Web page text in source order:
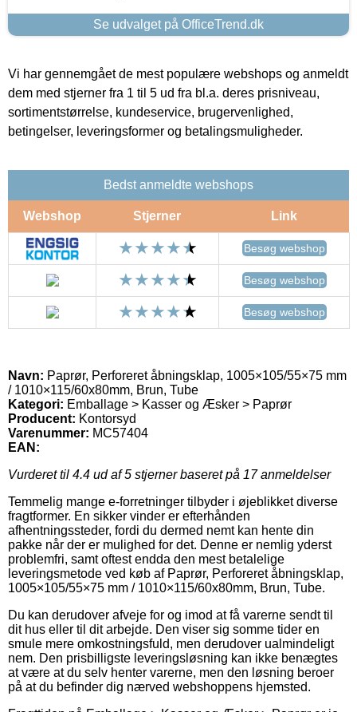
Se udvalget på OfficeTrend.dk
Vi har gennemgået de mest populære webshops og anmeldt
dem med stjerner fra 1 til 5 ud fra bl.a. deres prisniveau,
sortimentstørrelse, kundeservice, brugervenlighed,
betingelser, leveringsformer og betalingsmuligheder.
Bedst anmeldte webshops
Webshop Stjerner Link
Besøg webshop
Besøg webshop
Besøg webshop
Navn: Paprør, Perforeret åbningsklap, 1005×105/55×75 mm
/ 1010×115/60x80mm, Brun, Tube
Kategori: Emballage > Kasser og Æsker > Paprør
Producent: Kontorsyd
Varenummer: MC57404
EAN:
Vurderet til 4.4 ud af 5 stjerner baseret på 17anmeldelser
Temmelig mange e-forretninger tilbyder i øjeblikket diverse
fragtformer. En sikker vinder er efterhånden
afhentningssteder, fordi du dermed nemt kan hente din
pakke når der er mulighed for det. Denne er nemlig yderst
problemfri, samt oftest endda den mest betalelige
leveringsmetode ved køb af Paprør, Perforeret åbningsklap,
1005×105/55×75 mm / 1010×115/60x80mm, Brun, Tube.
Du kan derudover afveje for og imod at få varerne sendt til
dit hus eller til dit arbejde. Den viser sig somme tider en
smule mere omkostningsfuld, men derudover ualmindeligt
nem. Den prisbilligste leveringsløsning kan ikke benægtes
at være at du selv henter varerne, men den løsning beroer
på at du befinder dig nærved webshoppens hjemsted.